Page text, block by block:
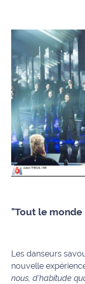
Maritima
Fil
rouge
Maritima
L'anecdote
de Jeff
C'est
mon
club
sortie
Nous
"Tout le monde
Les danseurs
nouvelle
nous, d'habitude